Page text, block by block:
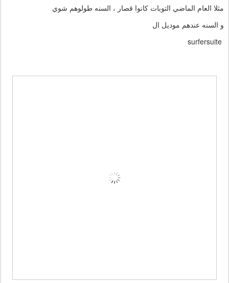
مثلا العام الماضي التوبات كانوا قصار ، السنه طولوهم شوي
و السنه عندهم موديل ال
surfersuite